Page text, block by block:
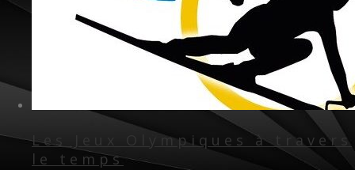
Les Jeux Olympiques à travers
le temps